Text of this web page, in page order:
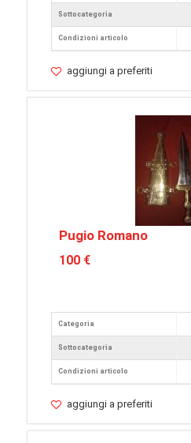
Sottocategoria
Condizioni articolo
aggiungi a preferiti
Pugio Romano
100 €
Categoria
Sottocategoria
Condizioni articolo
aggiungi a preferiti